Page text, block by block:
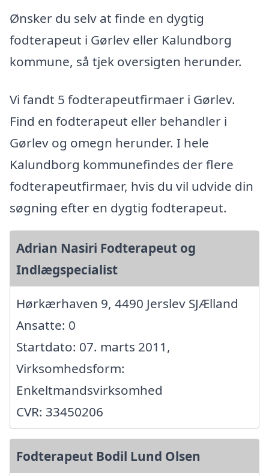
Ønsker du selv at finde en dygtig
fodterapeut i Gørlev eller Kalundborg
kommune, så tjek oversigten herunder.
Vi fandt 5 fodterapeutfirmaer i Gørlev.
Find en fodterapeut eller behandler i
Gørlev og omegn herunder. I hele
Kalundborg kommunefindes der flere
fodterapeutfirmaer, hvis du vil udvide din
søgning efter en dygtig fodterapeut.
Adrian Nasiri Fodterapeut og
Indlægspecialist
Hørkærhaven 9, 4490 Jerslev SJÆlland
Ansatte: 0
Startdato: 07. marts 2011,
Virksomhedsform:
Enkeltmandsvirksomhed
CVR: 33450206
Fodterapeut Bodil Lund Olsen